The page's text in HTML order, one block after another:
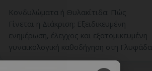
Κονδυλώματα ή Θυλακίτιδα: Πώς
Γίνεται η Διάκριση; Εξειδικευμένη
ενημέρωση, έλεγχος και εξατομικευμένη
γυναικολογική καθοδήγηση στη Γλυφάδα.